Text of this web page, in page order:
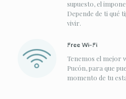
supuesto, el
Depende de ti qué
vivir.
Free Wi-Fi
Tenemos el mejor
Pucón, para que
momento de tu